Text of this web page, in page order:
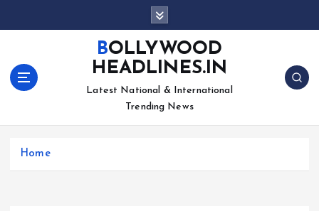
BOLLYWOOD
HEADLINES.IN
Latest National & International
Trending News
Home